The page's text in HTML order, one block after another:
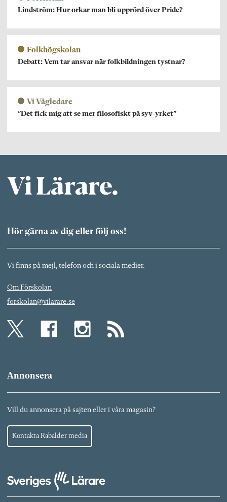
Lindström: Hur orkar man bli upprörd över Pride?
Folkhögskolan
Debatt: Vem tar ansvar när folkbildningen tystnar?
Vi Vägledare
”Det fick mig att se mer filosofiskt på syv-yrket”
Hör gärna av dig eller följ oss!
Vi finns på mejl, telefon och i sociala medier.
Om Förskolan
forskolan@vilarare.se
Annonsera
Vill du annonsera på sajten eller i våra magasin?
Kontakta Rabalder media